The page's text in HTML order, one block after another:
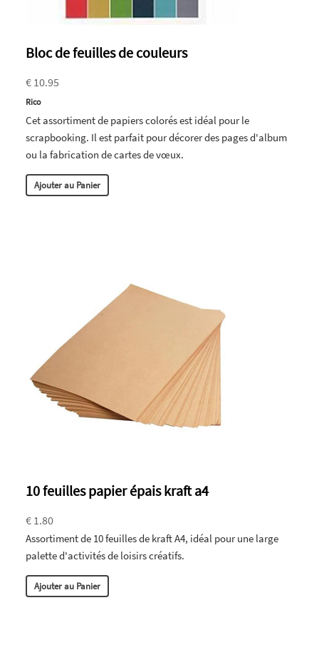
Bloc de feuilles de couleurs
€ 10.95
Rico
Cet assortiment de papiers colorés est idéal pour le
scrapbooking. Il est parfait pour décorer des pages d'album
ou la fabrication de cartes de vœux.
Ajouter au Panier
10 feuilles papier épais kraft a4
€ 1.80
Assortiment de 10 feuilles de kraft A4, idéal pour une large
palette d'activités de loisirs créatifs.
Ajouter au Panier